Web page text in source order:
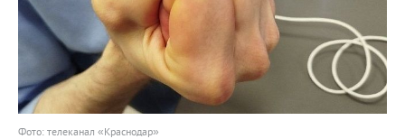
Фото: телеканал «Краснодар»